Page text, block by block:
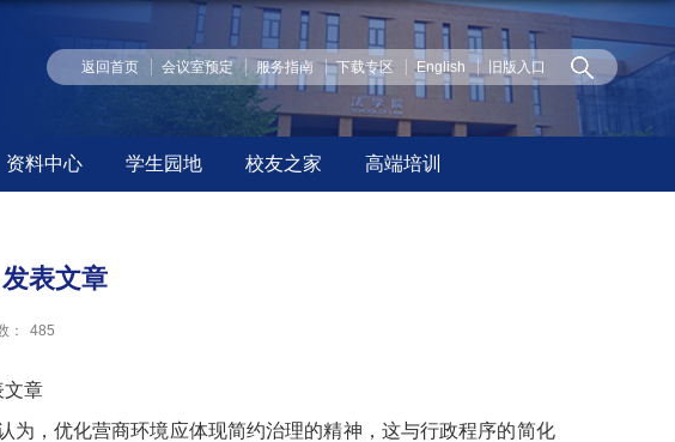
返回首页 会议室预定 服务指南 下载专区 English 旧版入口
资料中心 学生园地 校友之家 高端培训
表文章
： 485
文章
，优化营商环境应体现简约治理的精神，这与行政程序的简化